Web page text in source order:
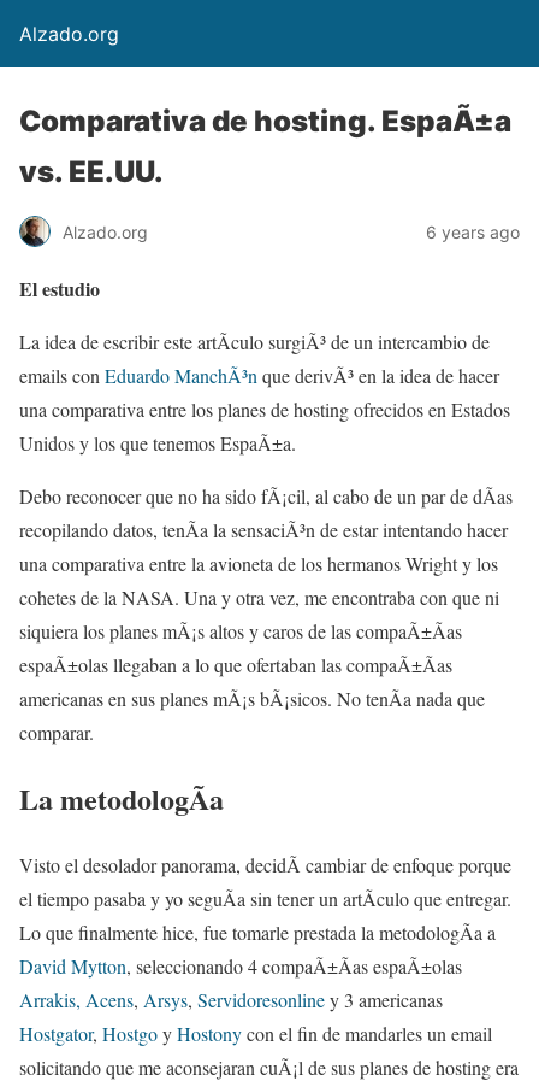
Alzado.org
Comparativa de hosting. EspaÃ±a
vs. EE.UU.
Alzado.org 6 years ago
El estudio
La idea de escribir este artÃ­culo surgiÃ³ de un intercambio de
emails con Eduardo ManchÃ³n que derivÃ³ en la idea de hacer
una comparativa entre los planes de hosting ofrecidos en Estados
Unidos y los que tenemos EspaÃ±a.
Debo reconocer que no ha sido fÃ¡cil, al cabo de un par de dÃ­as
recopilando datos, tenÃ­a la sensaciÃ³n de estar intentando hacer
una comparativa entre la avioneta de los hermanos Wright y los
cohetes de la NASA. Una y otra vez, me encontraba con que ni
siquiera los planes mÃ¡s altos y caros de las compaÃ±Ã­as
espaÃ±olas llegaban a lo que ofertaban las compaÃ±Ã­as
americanas en sus planes mÃ¡s bÃ¡sicos. No tenÃ­a nada que
comparar.
La metodologÃ­a
Visto el desolador panorama, decidÃ­ cambiar de enfoque porque
el tiempo pasaba y yo seguÃ­a sin tener un artÃ­culo que entregar.
Lo que finalmente hice, fue tomarle prestada la metodologÃ­a a
David Mytton, seleccionando 4 compaÃ±Ã­as espaÃ±olas
Arrakis, Acens, Arsys, Servidoresonliney 3 americanas
Hostgator, HostgoyHostonycon el fin de mandarles un email
solicitando que me aconsejaran cuÃ¡l de sus planes de hosting era